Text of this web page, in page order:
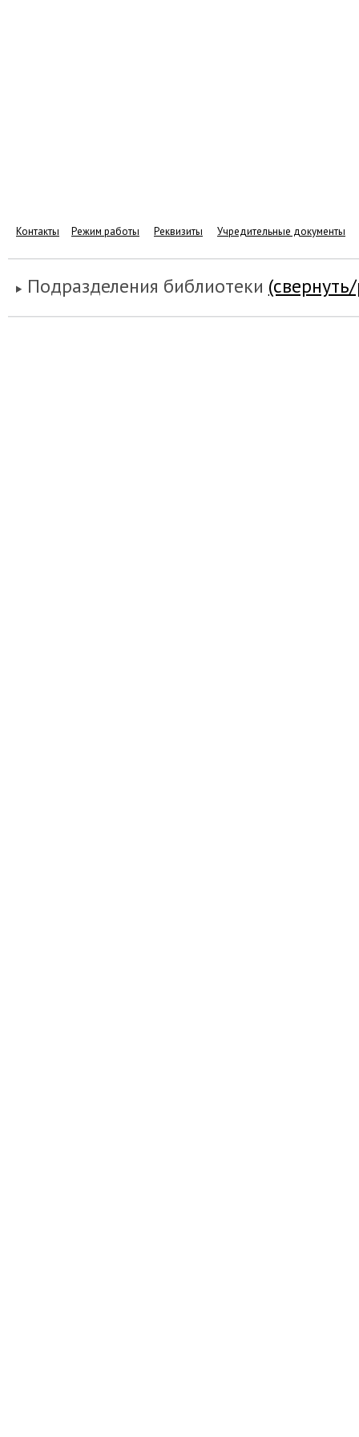
Контакты Режим работы Реквизиты Учредительные документы
Подразделения библиотеки